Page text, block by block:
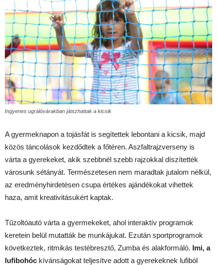
Ingyenes ugrálóvárakban játszhattak a kicsik
A gyermeknapon a tojásfát is segítettek lebontani a kicsik, majd
közös táncolások kezdődtek a főtéren. Aszfaltrajzverseny is
várta a gyerekeket, akik szebbnél szebb rajzokkal díszítették
városunk sétányát. Természetesen nem maradtak jutalom nélkül,
az eredményhirdetésen csupa értékes ajándékokat vihettek
haza, amit kreativitásukért kaptak.
Tűzoltóautó várta a gyermekeket, ahol interaktív programok
keretein belül mutatták be munkájukat. Ezután sportprogramok
következtek, ritmikás testébresztő, Zumba és alakformáló. Imi, a
lufibohóc kívánságokat teljesítve adott a gyerekeknek lufiból